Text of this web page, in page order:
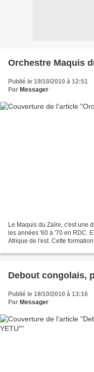
Orchestre Maquis
Publié le 19/10/2010 à 12:51
Par Messager
Le Maquis du Zaïre, c'est une
les années '60 à '70 en RDC.
Afrique de l'est. Cette
Debout congolais,
Publié le 18/10/2010 à 13:16
Par Messager